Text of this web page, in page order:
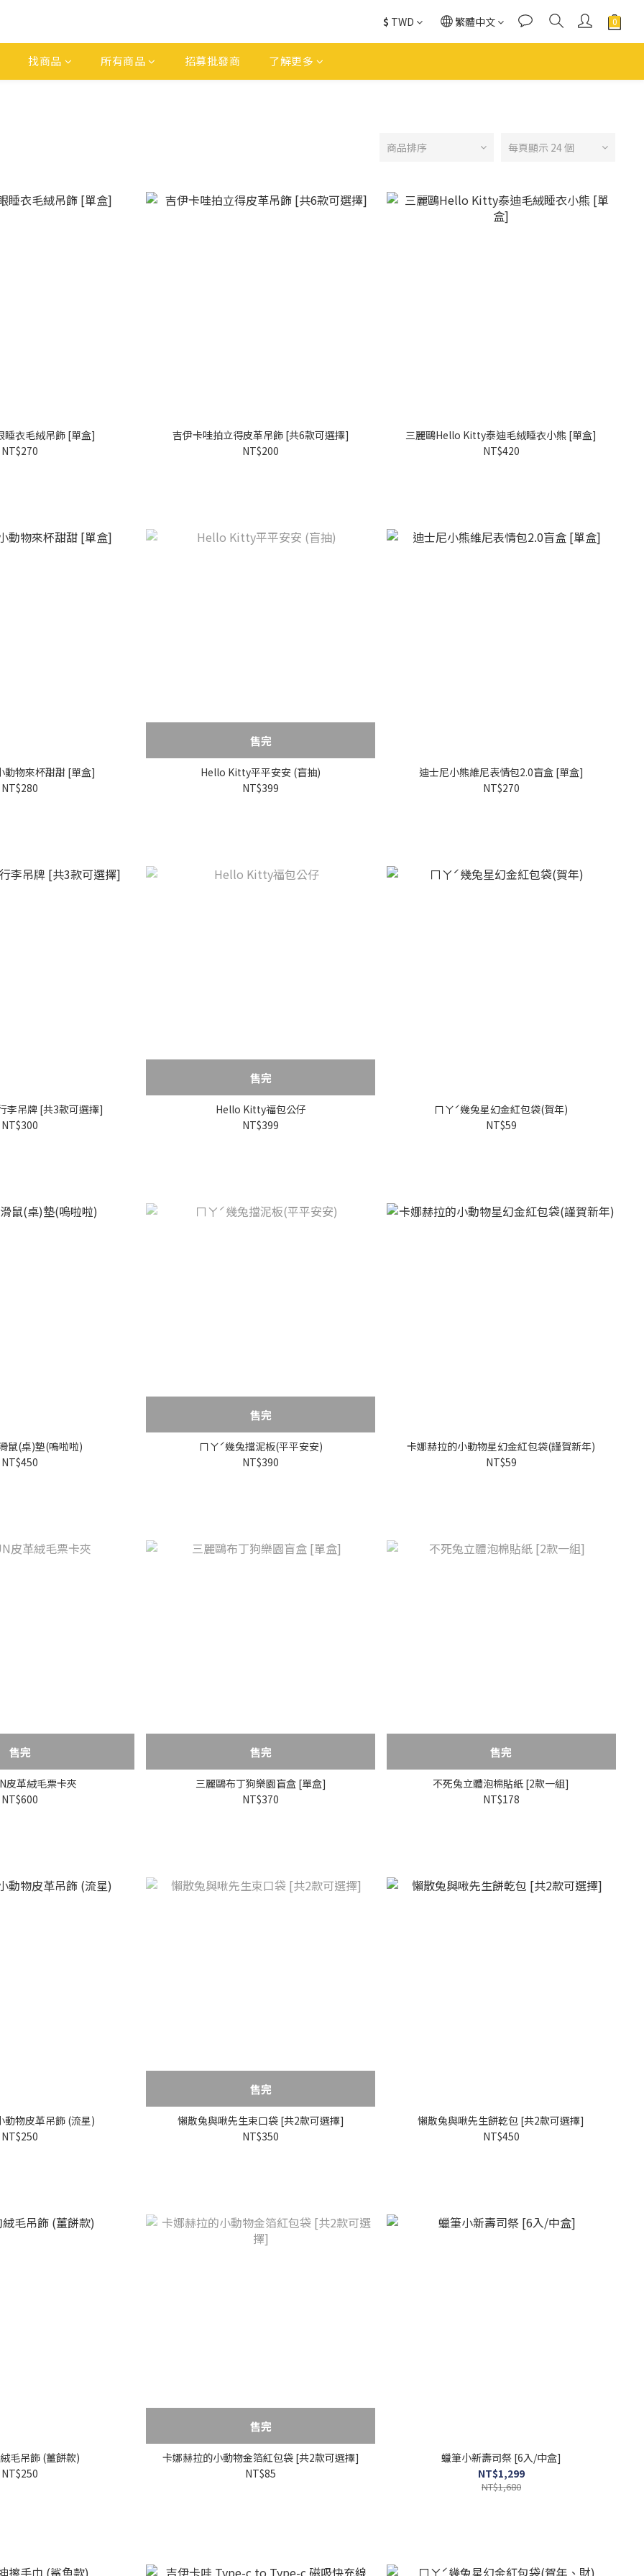
$ TWD 繁體中文
找商品 所有商品 招募批發商 了解更多
商品排序 每頁顯示 24 個
睡衣毛絨吊飾 [單盒]
NT$270
吉伊卡哇拍立得皮革吊飾 [共6款可選擇]
NT$200
三麗鷗Hello Kitty泰迪毛絨睡衣小熊 [單盒]
NT$420
動物來杯甜甜 [單盒]
NT$280
售完
Hello Kitty平平安安 (盲抽)
NT$399
迪士尼小熊維尼表情包2.0盲盒 [單盒]
NT$270
李吊牌 [共3款可選擇]
NT$300
售完
Hello Kitty福包公仔
NT$399
ㄇㄚˊ幾兔星幻金紅包袋(賀年)
NT$59
鼠(桌)墊(嗚啦啦)
NT$450
售完
ㄇㄚˊ幾兔擋泥板(平平安安)
NT$390
卡娜赫拉的小動物星幻金紅包袋(謹賀新年)
NT$59
售完
皮革絨毛票卡夾
NT$600
售完
三麗鷗布丁狗樂園盲盒 [單盒]
NT$370
售完
不死兔立體泡棉貼紙 [2款一組]
NT$178
動物皮革吊飾 (流星)
NT$250
售完
懶散兔與啾先生束口袋 [共2款可選擇]
NT$350
懶散兔與啾先生餅乾包 [共2款可選擇]
NT$450
毛吊飾 (薑餅款)
NT$250
售完
卡娜赫拉的小動物金箔紅包袋 [共2款可選擇]
NT$85
蠟筆小新壽司祭 [6入/中盒]
NT$1,299
NT$1,680